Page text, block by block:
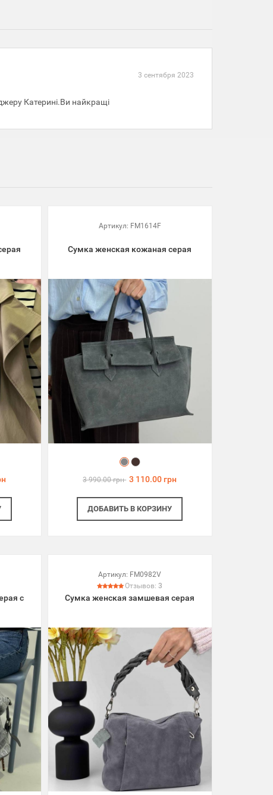
3 сентября 2023
Катерині.Ви найкращі
Артикул: FM1614F
Сумка женская кожаная серая
3 990.00 грн 3 110.00 грн
ДОБАВИТЬ В КОРЗИНУ
с
Артикул: FM0982V
Отзывов:3
Сумка женская замшевая серая